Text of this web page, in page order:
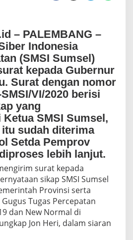
u
r
a
t
G
u
b
e
r
n
u
r
S
i
a
p
B
a
n
t
– PALEMBANG –
Indonesia
(SMSI Sumsel)
kepada Gubernur
Surat dengan nomor
VI/2020 berisi
yang
SMSI Sumsel,
sudah diterima
Setda Pemprov
lebih lanjut.
surat kepada
sikap SMSI Sumsel
Provinsi serta
Tugas Percepatan
dan New Normal di
Jon Heri, dalam siaran